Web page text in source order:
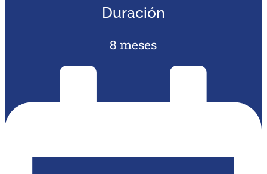
Duración
8 meses